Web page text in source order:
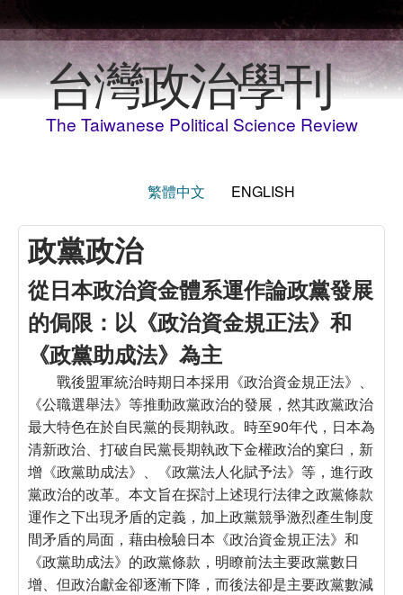
台灣政治學刊
The Taiwanese Political Science Review
繁體中文 ENGLISH
政黨政治
從日本政治資金體系運作論政黨發展
的侷限：以《政治資金規正法》和
《政黨助成法》為主
戰後盟軍統治時期日本採用《政治資金規正法》、
《公職選舉法》等推動政黨政治的發展，然其政黨政治
最大特色在於自民黨的長期執政。時至90年代，日本為
清新政治、打破自民黨長期執政下金權政治的窠臼，新
增《政黨助成法》、《政黨法人化賦予法》等，進行政
黨政治的改革。本文旨在探討上述現行法律之政黨條款
運作之下出現矛盾的定義，加上政黨競爭激烈產生制度
間矛盾的局面，藉由檢驗日本《政治資金規正法》和
《政黨助成法》的政黨條款，明瞭前法主要政黨數日
增、但政治獻金卻逐漸下降，而後法卻是主要政黨數減